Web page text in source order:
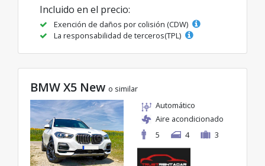
Incluido en el precio:
Exención de daños por colisión (CDW)
La responsabilidad de terceros(TPL)
BMW X5 New o similar
Automático
Aire acondicionado
5
4 3